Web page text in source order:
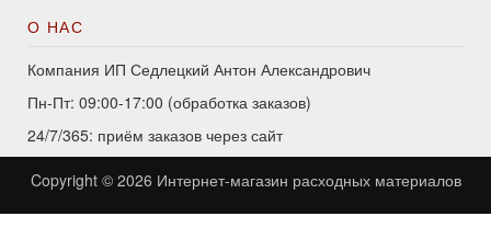
О НАС
Компания ИП Седлецкий Антон Александрович
Пн-Пт: 09:00-17:00 (обработка заказов)
24/7/365: приём заказов через сайт
Copyright © 2026 Интернет-магазин расходных материалов